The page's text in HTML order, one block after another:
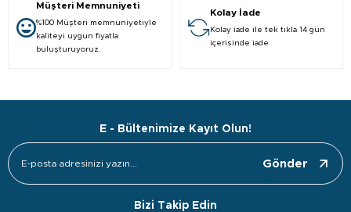
Müşteri Memnuniyeti
%100 Müşteri memnuniyetiyle
kaliteyi uygun fiyatla
buluşturuyoruz.
Kolay İade
Kolay iade ile tek tıkla 14 gün
içerisinde iade.
E - Bültenimize Kayıt Olun!
Gönder
Bizi Takip Edin